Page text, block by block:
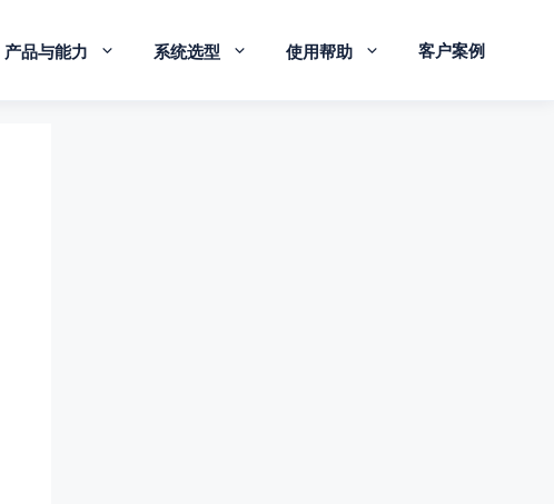
产品与能力 系统选型 使用帮助 客户案例